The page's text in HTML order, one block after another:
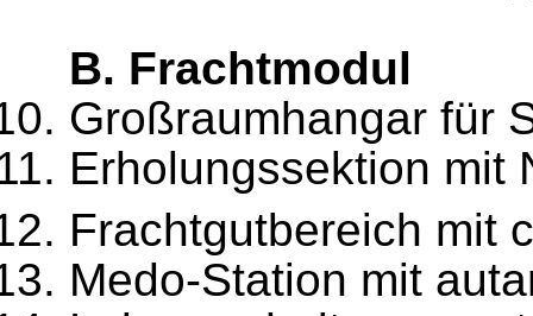
B. Frachtmodul
Großraumhangar für
Erholungssektion mit
Frachtgutbereich mit
Medo-Station mit